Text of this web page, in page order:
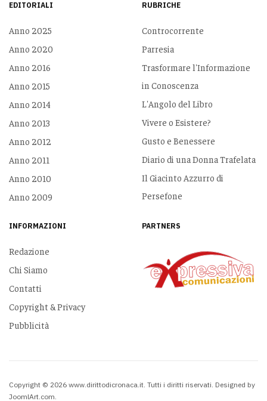
EDITORIALI
Anno 2025
Anno 2020
Anno 2016
Anno 2015
Anno 2014
Anno 2013
Anno 2012
Anno 2011
Anno 2010
Anno 2009
RUBRICHE
Controcorrente
Parresia
Trasformare l'Informazione
in Conoscenza
L'Angolo del Libro
Vivere o Esistere?
Gusto e Benessere
Diario di una Donna Trafelata
Il Giacinto Azzurro di
Persefone
INFORMAZIONI
Redazione
Chi Siamo
Contatti
Copyright & Privacy
Pubblicità
PARTNERS
Copyright © 2026 www.dirittodicronaca.it. Tutti i diritti riservati. Designed by
JoomlArt.com